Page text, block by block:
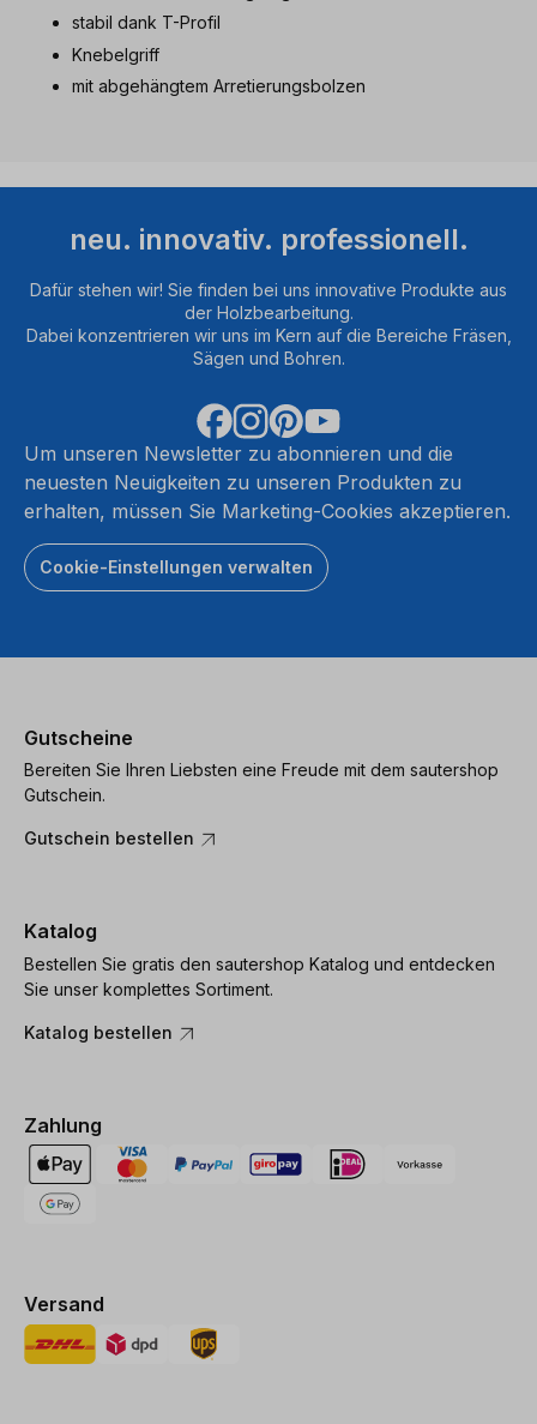
stabil dank T-Profil
Knebelgriff
mit abgehängtem Arretierungsbolzen
neu. innovativ. professionell.
Dafür stehen wir! Sie finden bei uns innovative Produkte aus
der Holzbearbeitung.
Dabei konzentrieren wir uns im Kern auf die Bereiche Fräsen,
Sägen und Bohren.
Um unseren Newsletter zu abonnieren und die
neuesten Neuigkeiten zu unseren Produkten zu
erhalten, müssen Sie Marketing-Cookies akzeptieren.
Cookie-Einstellungen verwalten
Gutscheine
Bereiten Sie Ihren Liebsten eine Freude mit dem sautershop
Gutschein.
Gutschein bestellen
Katalog
Bestellen Sie gratis den sautershop Katalog und entdecken
Sie unser komplettes Sortiment.
Katalog bestellen
Zahlung
Versand